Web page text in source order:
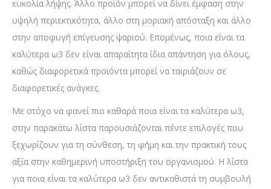
ευκολία λήψης. Άλλο προϊόν μπορεί να δίνει έμφαση στην
υψηλή περιεκτικότητα, άλλο στη μοριακή απόσταξη και άλλο
στην αποφυγή επίγευσης ψαριού. Επομένως, ποια είναι τα
καλύτερα ω3 δεν είναι απαραίτητα ίδια απάντηση για όλους,
καθώς διαφορετικά προϊόντα μπορεί να ταιριάζουν σε
διαφορετικές ανάγκες.
Με στόχο να φανεί πιο καθαρά ποια είναι τα καλύτερα ω3,
στην παρακάτω λίστα παρουσιάζονται πέντε επιλογές που
ξεχωρίζουν για τη σύνθεση, τη φήμη και την πρακτική τους
αξία στην καθημερινή υποστήριξη του οργανισμού. Η λίστα
για ποια είναι τα καλύτερα ω3 δεν αντικαθιστά τη συμβουλή